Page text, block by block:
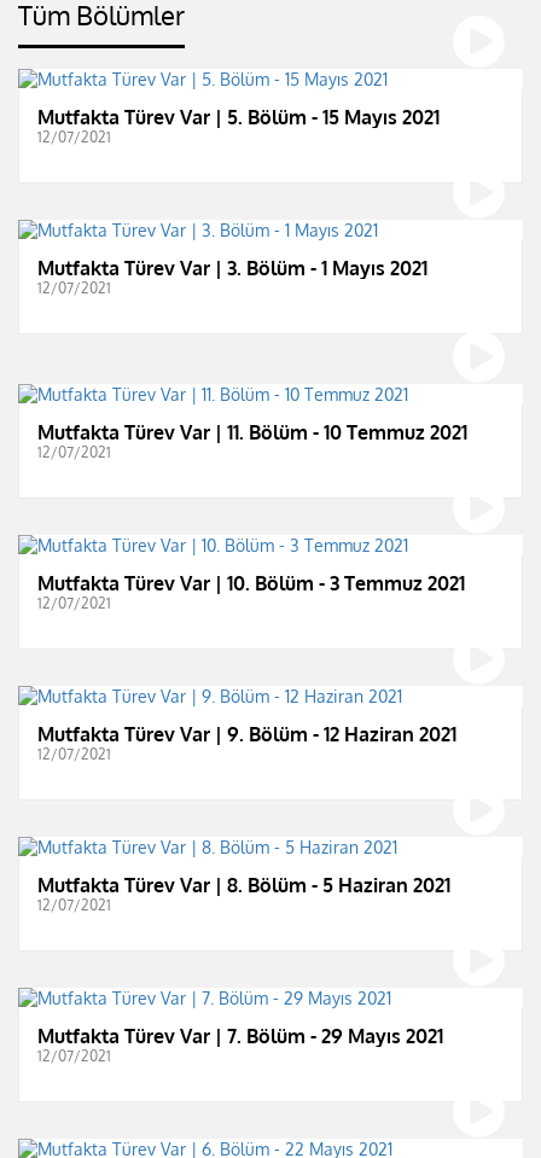
Tüm Bölümler
Mutfakta Türev Var | 5. Bölüm - 15 Mayıs 2021
12/07/2021
Mutfakta Türev Var | 3. Bölüm - 1 Mayıs 2021
12/07/2021
Mutfakta Türev Var | 11. Bölüm - 10 Temmuz 2021
12/07/2021
Mutfakta Türev Var | 10. Bölüm - 3 Temmuz 2021
12/07/2021
Mutfakta Türev Var | 9. Bölüm - 12 Haziran 2021
12/07/2021
Mutfakta Türev Var | 8. Bölüm - 5 Haziran 2021
12/07/2021
Mutfakta Türev Var | 7. Bölüm - 29 Mayıs 2021
12/07/2021